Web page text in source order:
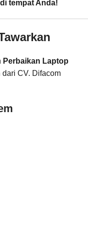
tempat Anda!
Perbaikan Laptop
dari CV. Difacom